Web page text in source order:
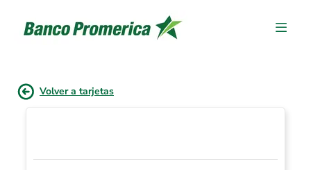
Volver a tarjetas